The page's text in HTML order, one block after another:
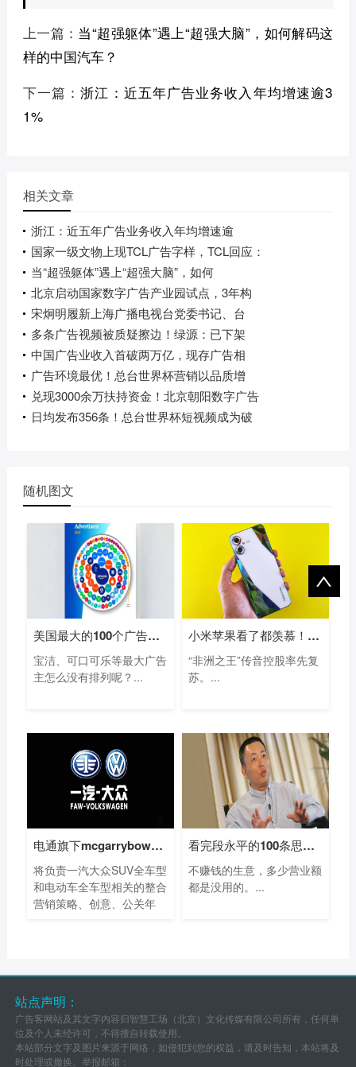
上一篇： 当“超强躯体”遇上“超强大脑”，如何解码这
样的中国汽车？
下一篇：浙江：近五年广告业务收入年均增速逾3
1%
相关文章
浙江：近五年广告业务收入年均增速逾
国家一级文物上现TCL广告字样，TCL回应：
当“超强躯体”遇上“超强大脑”，如何
北京启动国家数字广告产业园试点，3年构
宋炯明履新上海广播电视台党委书记、台
多条广告视频被质疑擦边！绿源：已下架
中国广告业收入首破两万亿，现存广告相
广告环境最优！总台世界杯营销以品质增
兑现3000余万扶持资金！北京朝阳数字广告
日均发布356条！总台世界杯短视频成为破
随机图文
美国最大的100个广告主名单：亚马逊等电
宝洁、可口可乐等最大广告
主怎么没有排列呢？...
小米苹果看了都羡慕！“非洲手机之王”
“非洲之王”传音控股率先复
苏。...
电通旗下mcgarrybowen赢得一汽大众SUV及电动
将负责一汽大众SUV全车型
和电动车全车型相关的整合
营销策略、创意、公关年
看完段永平的100条思考，我终于悟出他为
不赚钱的生意，多少营业额
都是没用的。...
站点声明：
广告客网站及其文字内容归智慧工场（北京）文化传媒有限公司所有，任何单
位及个人未经许可，不得擅自转载使用。
本站部分文字及图片来源于网络，如侵犯到您的权益，请及时告知，本站将及
时处理或撤换。举报邮箱：